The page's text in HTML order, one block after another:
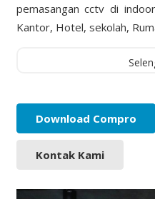
pemasangan cctv di
Kantor, Hotel, sekolah,
Download Compro
Kontak Kami